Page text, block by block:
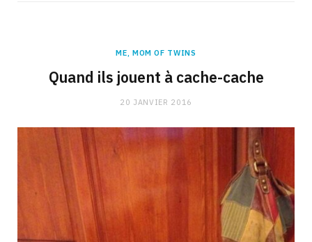
ME, MOM OF TWINS
Quand ils jouent à cache-cache
20 JANVIER 2016